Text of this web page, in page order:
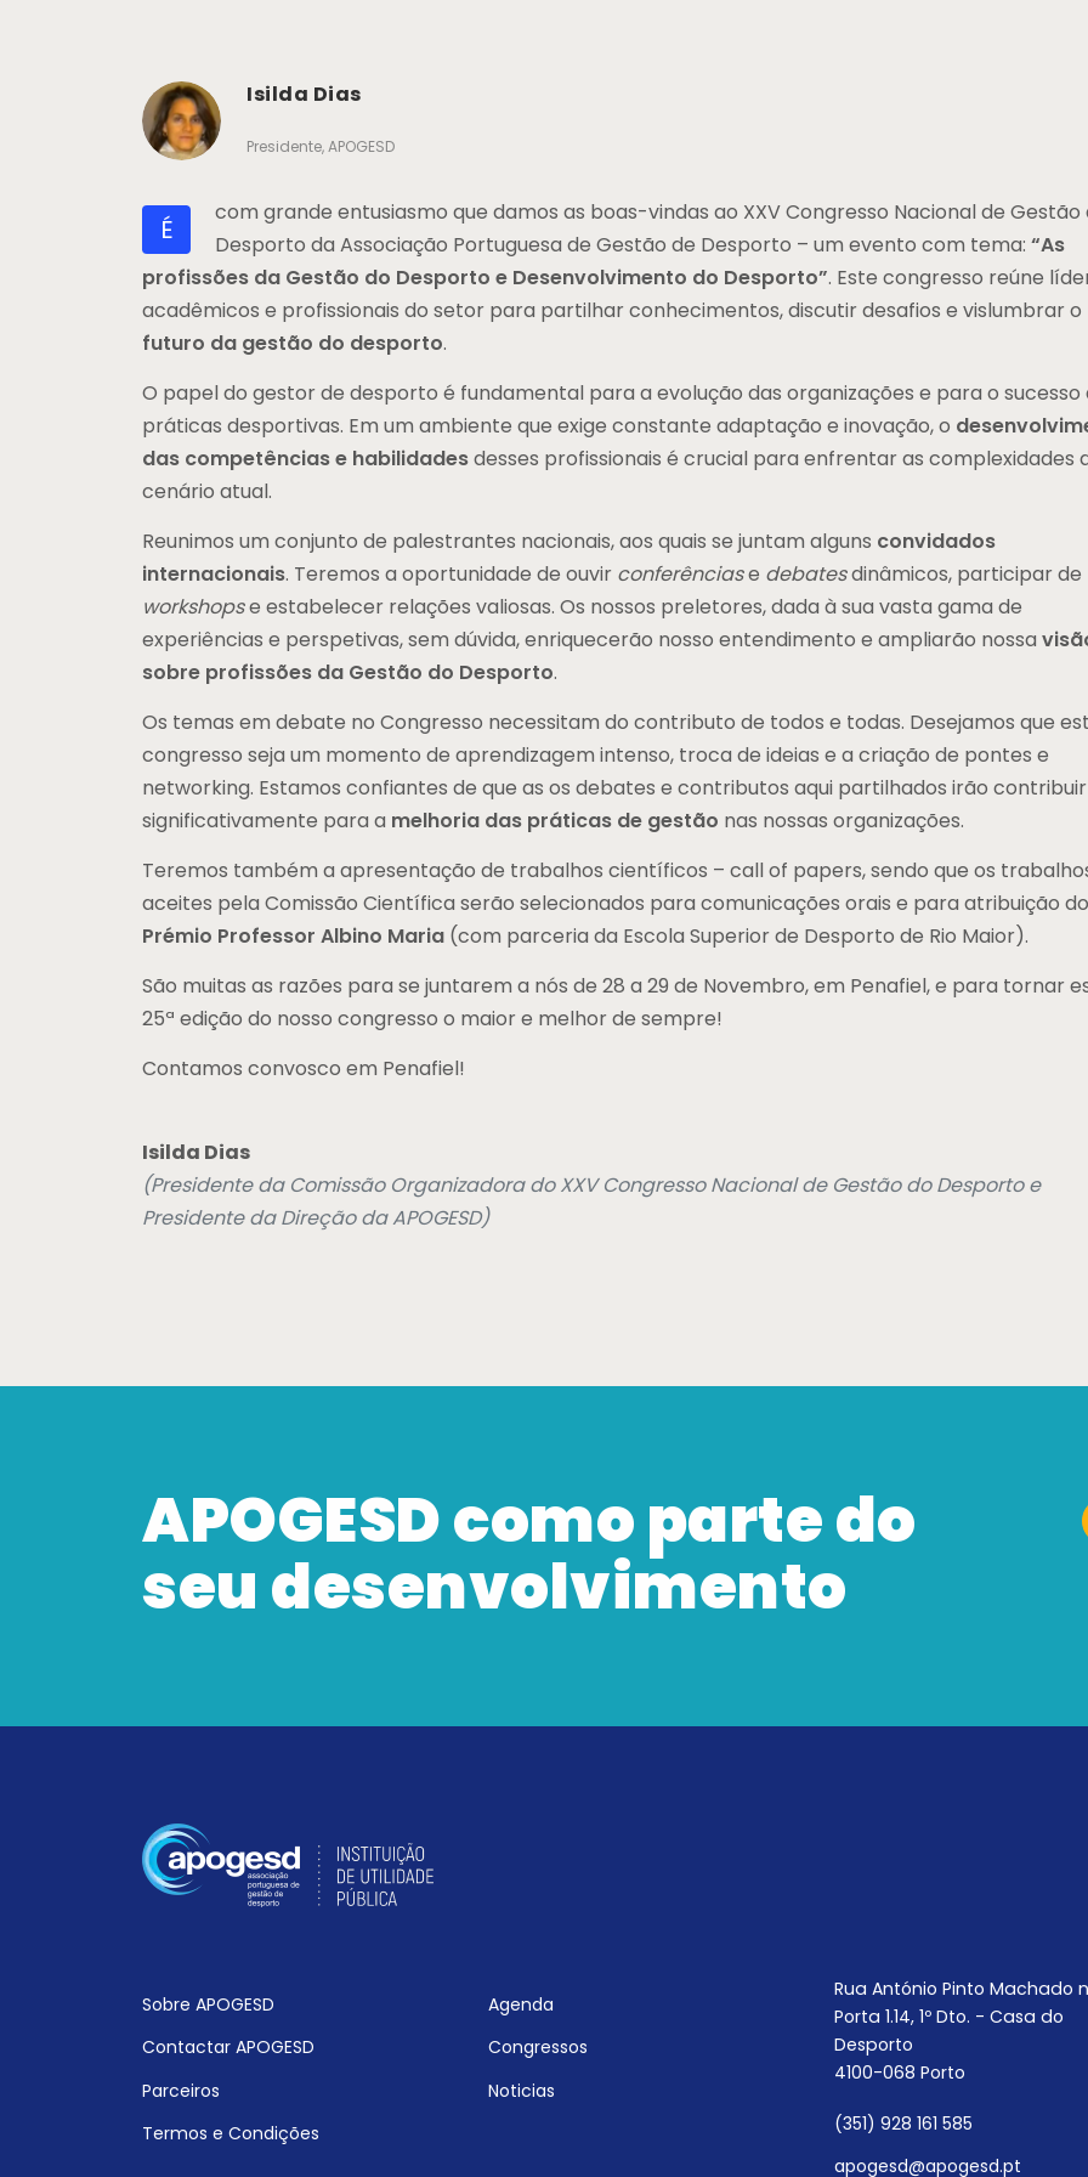
Isilda Dias
Presidente, APOGESD
É
com grande entusiasmo que damos as boas-vindas ao XXV Congresso Nacional de Gestão
Desporto da Associação Portuguesa de Gestão de Desporto – um evento com tema: “As
profissões da Gestão do Desporto e Desenvolvimento do Desporto”. Este congresso reúne
acadêmicos e profissionais do setor para partilhar conhecimentos, discutir desafios e vislumbrar o
futuro da gestão do desporto.
O papel do gestor de desporto é fundamental para a evolução das organizações e para o sucesso
práticas desportivas. Em um ambiente que exige constante adaptação e inovação, o
das competências e habilidadesdesses profissionais é crucial para enfrentar as complexidades
cenário atual.
Reunimos um conjunto de palestrantes nacionais, aos quais se juntam alguns convidados
internacionais. Teremos a oportunidade de ouvir conferênciase debatesdinâmicos, participar de
workshopse estabelecer relações valiosas. Os nossos preletores, dada à sua vasta gama de
experiências e perspetivas, sem dúvida, enriquecerão nosso entendimento e ampliarão nossa
sobre profissões da Gestão do Desporto.
Os temas em debate no Congresso necessitam do contributo de todos e todas. Desejamos que
congresso seja um momento de aprendizagem intenso, troca de ideias e a criação de pontes e
networking. Estamos confiantes de que as os debates e contributos aqui partilhados irão contribuir
significativamente para a melhoria das práticas de gestão nas nossas organizações.
Teremos também a apresentação de trabalhos científicos – call of papers, sendo que os
aceites pela Comissão Científica serão selecionados para comunicações orais e para atribuição do
Prémio Professor Albino Maria (com parceria da Escola Superior de Desporto de Rio Maior).
São muitas as razões para se juntarem a nós de 28 a 29 de Novembro, em Penafiel, e para tornar
25ª edição do nosso congresso o maior e melhor de sempre!
Contamos convosco em Penafiel!
Isilda Dias
(Presidente da Comissão Organizadora do XXV Congresso Nacional de Gestão do Desporto e
Presidente da Direção da APOGESD)
APOGESD como parte do
seu desenvolvimento
Sobre APOGESD
Contactar APOGESD
Parceiros
Termos e Condições
Agenda
Congressos
Noticias
Rua António Pinto Machado
Porta 1.14, 1º Dto. - Casa do
Desporto
4100-068 Porto
(351) 928 161 585
apogesd@apogesd.pt